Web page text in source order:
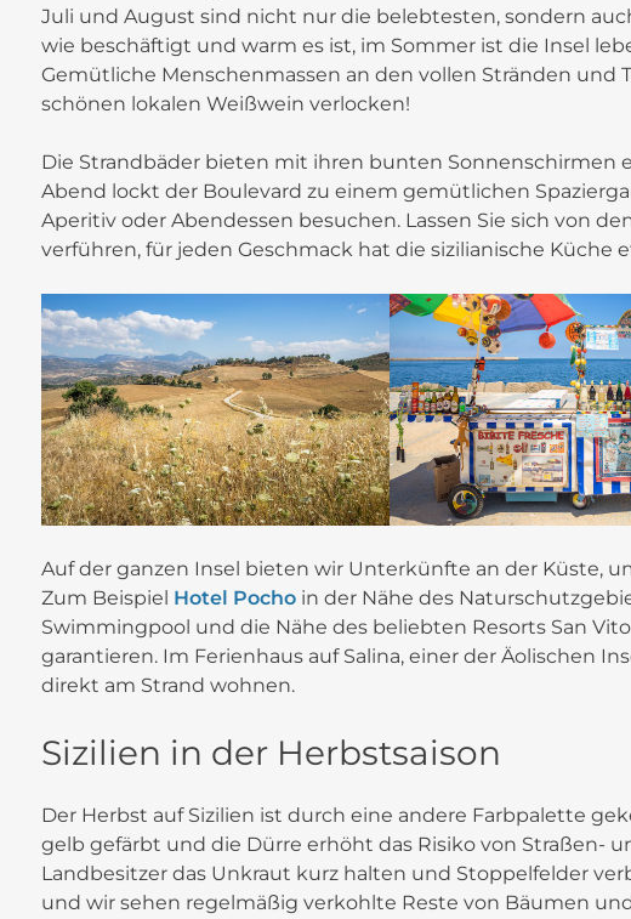
Juli und August sind nicht nur die belebtesten, sondern
wie beschäftigt und warm es ist, im Sommer ist die Insel
Gemütliche Menschenmassen an den vollen Stränden und
schönen lokalen Weißwein verlocken!
Die Strandbäder bieten mit ihren bunten Sonnenschirmen
Abend lockt der Boulevard zu einem gemütlichen
Aperitiv oder Abendessen besuchen. Lassen Sie sich von
verführen, für jeden Geschmack hat die sizilianische Küche
Auf der ganzen Insel bieten wir Unterkünfte an der Küste,
Zum Beispiel Hotel Pocho in der Nähe des
Swimmingpool und die Nähe des beliebten Resorts San
garantieren. Im Ferienhaus auf Salina, einer der Äolischen
direkt am Strand wohnen.
Sizilien in der Herbstsaison
Der Herbst auf Sizilien ist durch eine andere Farbpalette
gelb gefärbt und die Dürre erhöht das Risiko von Straßen-
Landbesitzer das Unkraut kurz halten und Stoppelfelder
und wir sehen regelmäßig verkohlte Reste von Bäumen